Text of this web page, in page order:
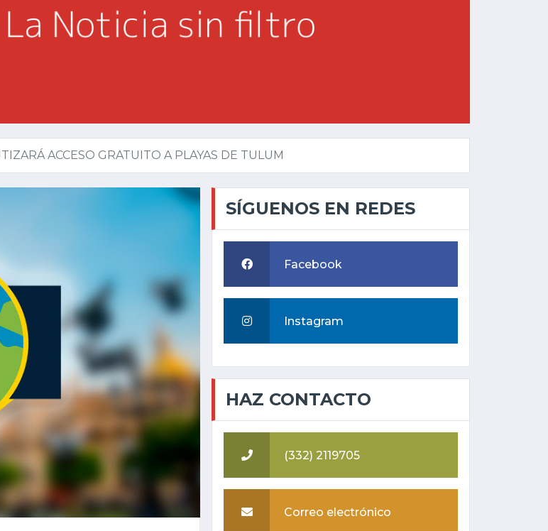
ACCESO GRATUITO A PLAYAS DE TULUM
SÍGUENOS EN REDES
Facebook
Instagram
HAZ CONTACTO
(332) 2119705
Correo electrónico